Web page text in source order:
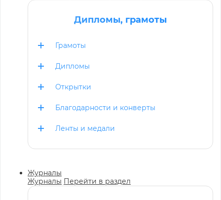
Дипломы, грамоты
Грамоты
Дипломы
Открытки
Благодарности и конверты
Ленты и медали
Журналы
Журналы Перейти в раздел